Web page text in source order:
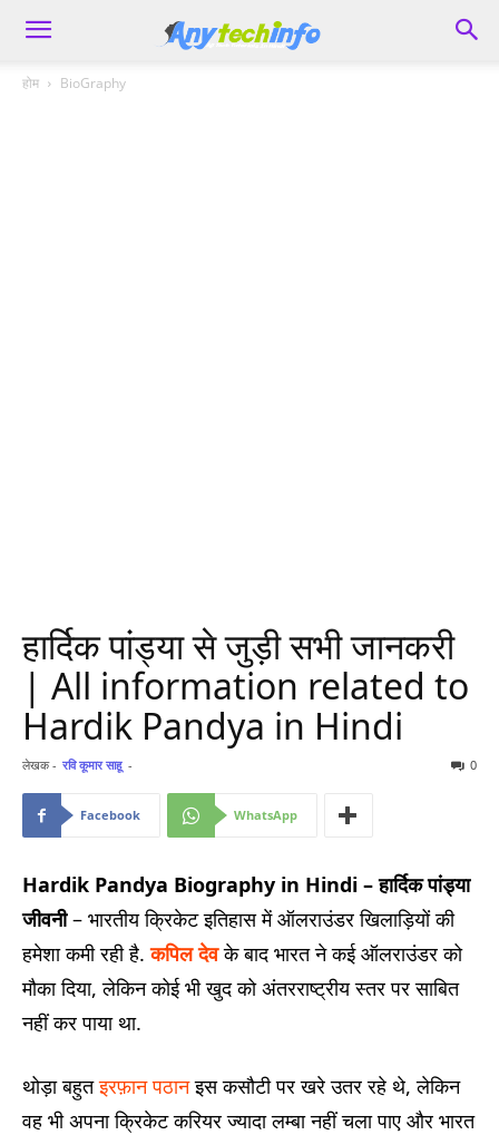
होम BioGraphy
हार्दिक पांड्या से जुड़ी सभी जानकरी
| All information related to
Hardik Pandya in Hindi
लेखक - रवि कूमार साहू - 0
Facebook WhatsApp
Hardik Pandya Biography in Hindi – हार्दिक पांड्या
जीवनी– भारतीय क्रिकेट इतिहास में ऑलराउंडर खिलाड़ियों की
हमेशा कमी रही है.कपिल देवके बाद भारत ने कई ऑलराउंडर को
मौका दिया, लेकिन कोई भी खुद को अंतरराष्ट्रीय स्तर पर साबित
नहीं कर पाया था.
थोड़ा बहुतइरफ़ान पठानइस कसौटी पर खरे उतर रहे थे, लेकिन
वह भी अपना क्रिकेट करियर ज्यादा लम्बा नहीं चला पाए और भारत